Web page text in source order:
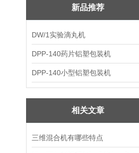
新品推荐
DW/1实验滴丸机
DPP-140药片铝塑包装机
DPP-140小型铝塑包装机
相关文章
三维混合机有哪些特点